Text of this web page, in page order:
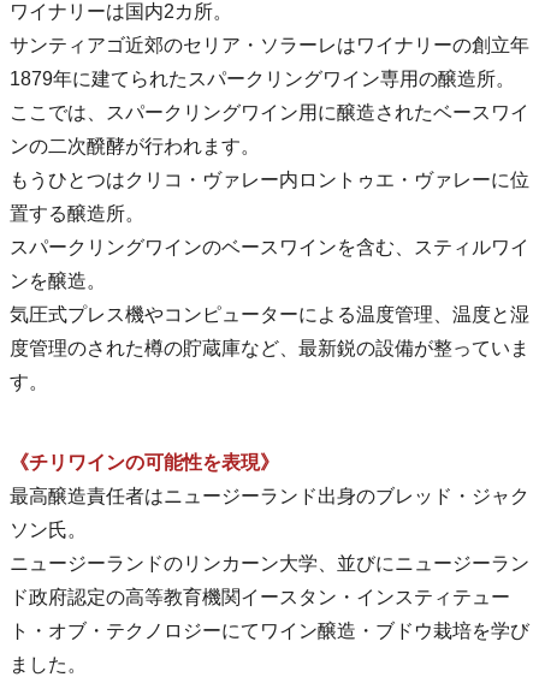
ワイナリーは国内2カ所。
サンティアゴ近郊のセリア・ソラーレはワイナリーの創立年
1879年に建てられたスパークリングワイン専用の醸造所。
ここでは、スパークリングワイン用に醸造されたベースワイ
ンの二次醗酵が行われます。
もうひとつはクリコ・ヴァレー内ロントゥエ・ヴァレーに位
置する醸造所。
スパークリングワインのベースワインを含む、スティルワイ
ンを醸造。
気圧式プレス機やコンピューターによる温度管理、温度と湿
度管理のされた樽の貯蔵庫など、最新鋭の設備が整っていま
す。
《チリワインの可能性を表現》
最高醸造責任者はニュージーランド出身のブレッド・ジャク
ソン氏。
ニュージーランドのリンカーン大学、並びにニュージーラン
ド政府認定の高等教育機関イースタン・インスティテュー
ト・オブ・テクノロジーにてワイン醸造・ブドウ栽培を学び
ました。